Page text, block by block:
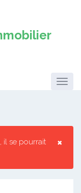
×
, il se pourrait